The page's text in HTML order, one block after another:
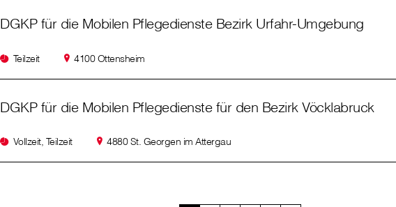
DGKP für die Mobilen Pflegedienste Bezirk Urfahr-Umgebung
Teilzeit 4100 Ottensheim
DGKP für die Mobilen Pflegedienste für den Bezirk Vöcklabruck
Vollzeit, Teilzeit 4880 St. Georgen im Attergau